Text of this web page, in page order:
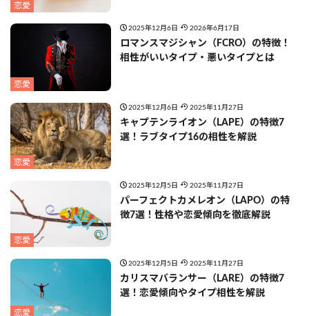
恋愛
恋愛
2025年12月6日 2026年6月17日
ロマンスマジシャン（FCRO）の特徴！
相性がいいタイプ・悪いタイプとは
恋愛
2025年12月6日 2025年11月27日
キャプテンライオン（LAPE）の特徴7
選！ラブタイプ16の相性を解説
恋愛
2025年12月5日 2025年11月27日
パーフェクトカメレオン（LAPO）の特
徴7選！性格や恋愛傾向を徹底解説
恋愛
2025年12月5日 2025年11月27日
カリスマバランサー（LARE）の特徴7
選！恋愛傾向やタイプ相性を解説